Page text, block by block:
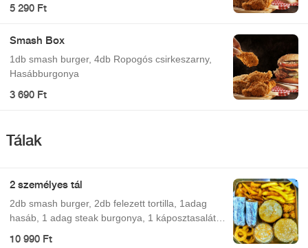
5 290 Ft
Smash Box
1db smash burger, 4db Ropogós csirkeszarny,
Hasábburgonya
3 690 Ft
Tálak
2 személyes tál
2db smash burger, 2db felezett tortilla, 1adag
hasáb, 1 adag steak burgonya, 1 káposztasaláta,
10 990 Ft